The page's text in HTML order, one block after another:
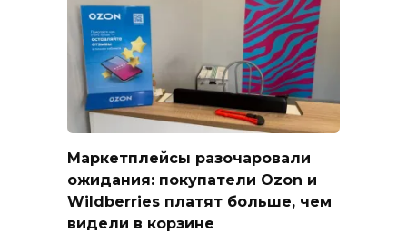
Маркетплейсы разочаровали
ожидания: покупатели Ozon и
Wildberries платят больше, чем
видели в корзине